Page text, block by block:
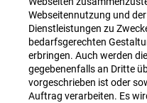
Webseitennutzung und
Dienstleistungen zu
bedarfsgerechten
erbringen. Auch werden
gegebenenfalls an Dritte
vorgeschrieben ist oder
Auftrag verarbeiten. Es